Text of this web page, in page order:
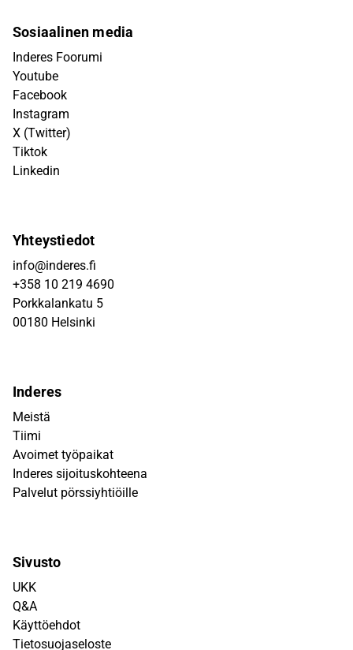
Sosiaalinen media
Inderes Foorumi
Youtube
Facebook
Instagram
X (Twitter)
Tiktok
Linkedin
Yhteystiedot
info@inderes.fi
+358 10 219 4690
Porkkalankatu 5
00180 Helsinki
Inderes
Meistä
Tiimi
Avoimet työpaikat
Inderes sijoituskohteena
Palvelut pörssiyhtiöille
Sivusto
UKK
Q&A
Käyttöehdot
Tietosuojaseloste